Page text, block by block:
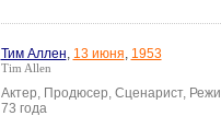
Тим Аллен, 13 июня, 1953
Tim Allen
Актер, Продюсер, Сценарист,
73 года